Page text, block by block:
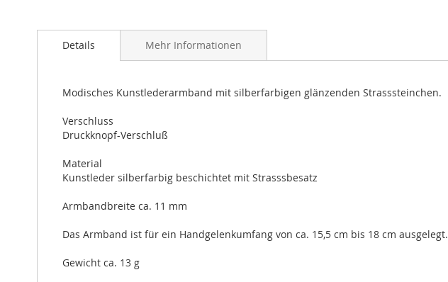
Anfang
Details
Modisches Kunstlederarmband mit silberfarbigen glänzenden Strasssteinchen.
Verschluss
Druckknopf-Verschluß
Material
Kunstleder silberfarbig beschichtet mit Strasssbesatz
Armbandbreite ca. 11 mm
Das Armband ist für ein Handgelenkumfang von ca. 15,5 cm bis 18 cm ausgelegt.
Gewicht ca. 13 g
Mehr Informationen